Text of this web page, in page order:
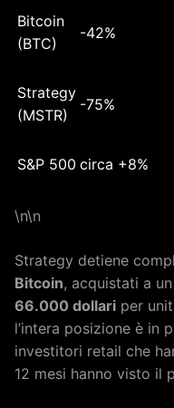
Bitcoin
(BTC)
-42%
Strategy
(MSTR)
-75%
S&P 500 circa +8%
\n\n
Strategy detiene
Bitcoin, acquistati a
66.000 dollari per
l’intera posizione è in
investitori retail che
12 mesi hanno visto il